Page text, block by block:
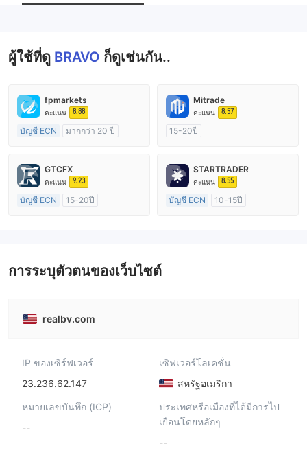
ผู้ใช้ที่ดู BRAVO ก็ดูเช่นกัน..
fpmarkets
คะแนน 8.88
บัญชี ECN
มากกว่า 20 ปี
ใบอนุญาต MT4 แบบเต็ม
Mitrade
คะแนน 8.57
15-20ปี
การวิจัยตนเอง
GTCFX
คะแนน 9.23
บัญชี ECN
15-20ปี
STARTRADER
คะแนน 8.55
บัญชี ECN
10-15ปี
การระบุตัวตนของเว็บไซต์
realbv.com
IP ของเซิร์ฟเวอร์
23.236.62.147
เซิฟเวอร์โลเคชั่น
สหรัฐอเมริกา
หมายเลขบันทึก (ICP)
--
ประเทศหรือเมืองที่ได้มีการไป
เยือนโดยหลักๆ
--